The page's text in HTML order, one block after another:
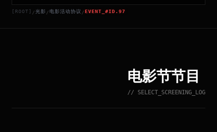
[ROOT] /光影 /电影活动协议 /EVENT_#ID.97
电影节节目
// SELECT_SCREENING_LOG